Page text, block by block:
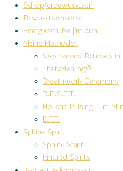
Schöpferbewusstsein
Bewusstseinsreise
Energieschübe für dich
Meine Methoden
Wochenend Retreats
ThetaHealing®
Breathwork Ceremony
R.E.S.E.T.
Holistic Pulsing – im
E.F.T.
Sphinx Spirit
Sphinx Spirit
Kindred Spirits